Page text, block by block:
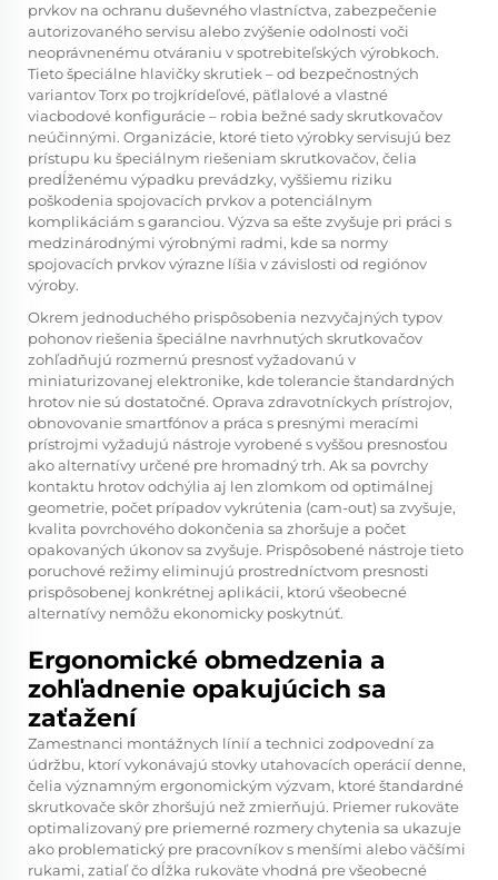
prvkov na ochranu duševného vlastníctva, zabezpečenie
autorizovaného servisu alebo zvýšenie odolnosti voči
neoprávnenému otváraniu v spotrebiteľských výrobkoch.
Tieto špeciálne hlavičky skrutiek – od bezpečnostných
variantov Torx po trojkrídeľové, päťlalové a vlastné
viacbodové konfigurácie – robia bežné sady skrutkovačov
neúčinnými. Organizácie, ktoré tieto výrobky servisujú bez
prístupu ku špeciálnym riešeniam skrutkovačov, čelia
predĺženému výpadku prevádzky, vyššiemu riziku
poškodenia spojovacích prvkov a potenciálnym
komplikáciám s garanciou. Výzva sa ešte zvyšuje pri práci s
medzinárodnými výrobnými radmi, kde sa normy
spojovacích prvkov výrazne líšia v závislosti od regiónov
výroby.
Okrem jednoduchého prispôsobenia nezvyčajných typov
pohonov riešenia špeciálne navrhnutých skrutkovačov
zohľadňujú rozmernú presnosť vyžadovanú v
miniaturizovanej elektronike, kde tolerancie štandardných
hrotov nie sú dostatočné. Oprava zdravotníckych prístrojov,
obnovovanie smartfónov a práca s presnými meracími
prístrojmi vyžadujú nástroje vyrobené s vyššou presnosťou
ako alternatívy určené pre hromadný trh. Ak sa povrchy
kontaktu hrotov odchýlia aj len zlomkom od optimálnej
geometrie, počet prípadov vykrútenia (cam-out) sa zvyšuje,
kvalita povrchového dokončenia sa zhoršuje a počet
opakovaných úkonov sa zvyšuje. Prispôsobené nástroje tieto
poruchové režimy eliminujú prostredníctvom presnosti
prispôsobenej konkrétnej aplikácii, ktorú všeobecné
alternatívy nemôžu ekonomicky poskytnúť.
Ergonomické obmedzenia a
zohľadnenie opakujúcich sa
zaťažení
Zamestnanci montážnych línií a technici zodpovední za
údržbu, ktorí vykonávajú stovky utahovacích operácií denne,
čelia významným ergonomickým výzvam, ktoré štandardné
skrutkovače skôr zhoršujú než zmierňujú. Priemer rukoväte
optimalizovaný pre priemerné rozmery chytenia sa ukazuje
ako problematický pre pracovníkov s menšími alebo väčšími
rukami, zatiaľ čo dĺžka rukoväte vhodná pre všeobecné